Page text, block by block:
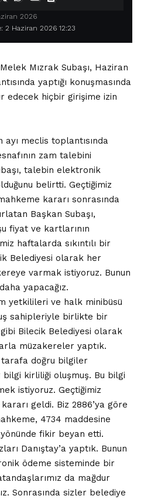
2 Haziran 2026 12:23
2026
Mızrak Subaşı, Haziran
yaptığı konuşmasında
edecek hiçbir girişime izin
meclis toplantısında
zam talebini
talebin elektronik
belirtti. Geçtiğimiz
kararı sonrasında
Başkan Subaşı,
fiyat ve kartlarının
haftalarda sıkıntılı bir
Belediyesi olarak her
varmak istiyoruz. Bunun
yapacağız.
yetkilileri ve halk minibüsü
sahipleriyle birlikte bir
Bilecik Belediyesi olarak
müzakereler yaptık.
tarafa doğru bilgiler
kirliliği oluşmuş. Bu bilgi
istiyoruz. Geçtiğimiz
geldi. Biz 2886’ya göre
4734 maddesine
fikir beyan etti.
Danıştay’a yaptık. Bunun
ödeme sisteminde bir
da mağdur
Sonrasında sizler belediye